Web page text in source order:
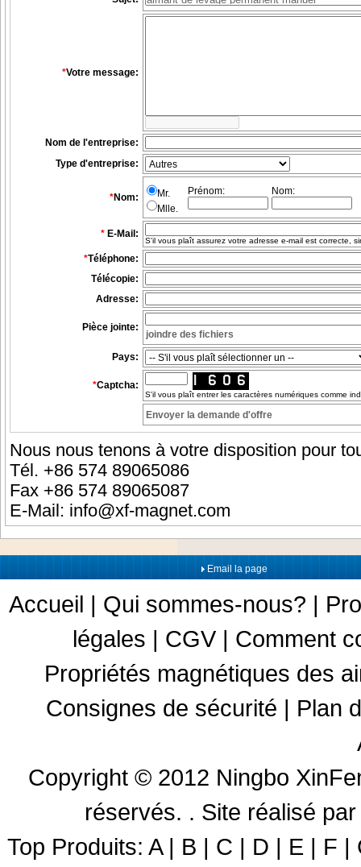
*Votre message:
Nom de l'entreprise:
Type d'entreprise:
*Nom:
Mr.
Mlle.
Prénom: Nom:
* E-Mail:
S'il vous plaît assurez votre adresse e-mail est correcte,
*Téléphone:
Télécopie:
Adresse:
Pièce jointe:
Pays:
*Captcha:
S'il vous plaît entrer les caractères numériques comme
Nous nous tenons à votre disposition pour
Tél. +86 574 89065086
Fax +86 574 89065087
E-Mail: info@xf-magnet.com
Email la page
Accueil | Qui sommes-nous? |
légales | CGV | Comment
Propriétés magnétiques des
Consignes de sécurité | Plan
Copyright © 2012 Ningbo
réservés. . Site réalisé
Top Produits: A| B | C | D | E | F |